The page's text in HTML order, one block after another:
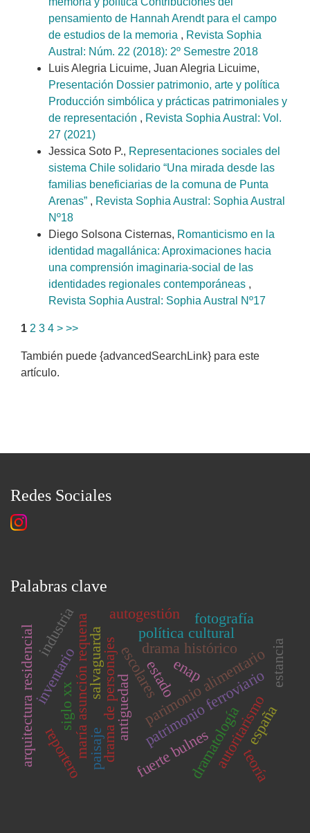
pensamiento de Hannah Arendt para el campo
de estudios de la memoria , Revista Sophia
Austral: Núm. 22 (2018): 2º Semestre 2018
Luis Alegria Licuime, Juan Alegria Licuime,
Presentación Dossier patrimonio, arte y política
Producción simbólica y prácticas patrimoniales y
de representación , Revista Sophia Austral: Vol.
27 (2021)
Jessica Soto P., Representaciones sociales del
sistema Chile solidario “Una mirada desde las
familias beneficiarias de la comuna de Punta
Arenas” , Revista Sophia Austral: Sophia Austral
Nº18
Diego Solsona Cisternas, Romanticismo en la
identidad magallánica: Aproximaciones hacia
una comprensión imaginaria-social de las
identidades regionales contemporáneas ,
Revista Sophia Austral: Sophia Austral Nº17
1 2 3 4 > >>
También puede {advancedSearchLink} para este
artículo.
Redes Sociales
Palabras clave
escolaresparimonio alimentario
patrimonio ferroviario
dramatología
drama de personajes drama histórico
maría asunción requena fuerte bulnes
salvaguarda
antiguedad
inventario estado
autoritarismo
política cultural
fotografía
siglo xx españa
paisaje
enap
arquitectura residencial reportero
autogestión
teoría
industria
estancia